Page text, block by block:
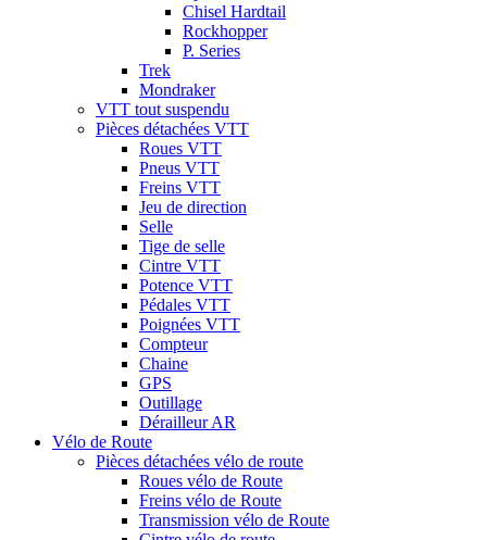
Chisel Hardtail
Rockhopper
P. Series
Trek
Mondraker
VTT tout suspendu
Pièces détachées VTT
Roues VTT
Pneus VTT
Freins VTT
Jeu de direction
Selle
Tige de selle
Cintre VTT
Potence VTT
Pédales VTT
Poignées VTT
Compteur
Chaine
GPS
Outillage
Dérailleur AR
Vélo de Route
Pièces détachées vélo de route
Roues vélo de Route
Freins vélo de Route
Transmission vélo de Route